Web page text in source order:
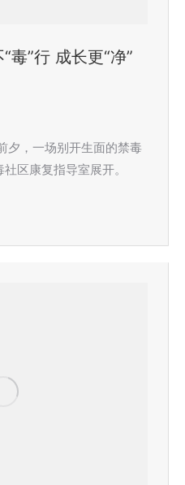
毒”行 成长更“净”
夕，一场别开生面的禁毒
区康复指导室展开。